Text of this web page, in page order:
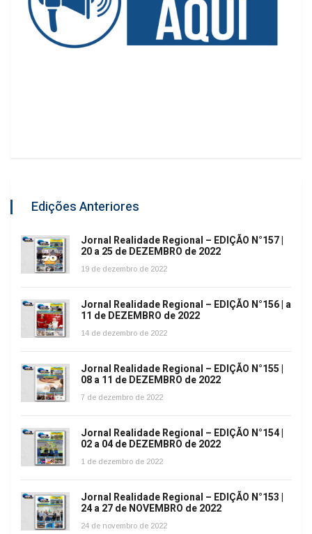
Edições Anteriores
Jornal Realidade Regional – EDIÇÃO N°157 |
20 a 25 de DEZEMBRO de 2022
19 de dezembro de 2022
Jornal Realidade Regional – EDIÇÃO N°156 | a
11 de DEZEMBRO de 2022
14 de dezembro de 2022
Jornal Realidade Regional – EDIÇÃO N°155 |
08 a 11 de DEZEMBRO de 2022
7 de dezembro de 2022
Jornal Realidade Regional – EDIÇÃO N°154 |
02 a 04 de DEZEMBRO de 2022
1 de dezembro de 2022
Jornal Realidade Regional – EDIÇÃO N°153 |
24 a 27 de NOVEMBRO de 2022
24 de novembro de 2022